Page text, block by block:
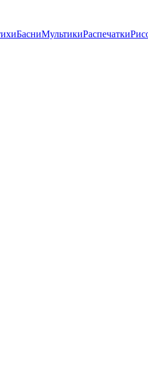
БасниМультикиРаспечатки